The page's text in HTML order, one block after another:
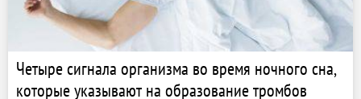
Четыре сигнала организма во время ночного сна,
которые указывают на образование тромбов